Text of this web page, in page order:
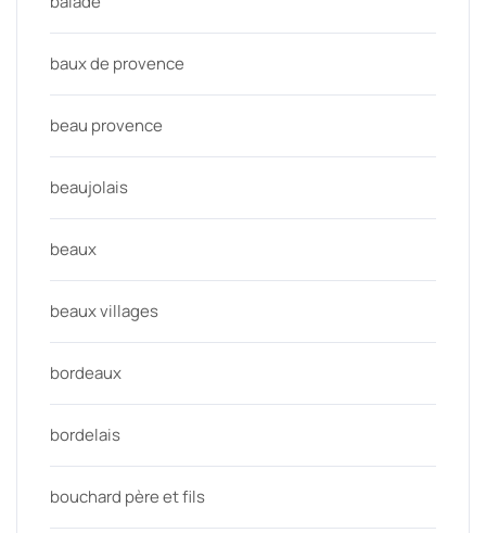
baux de provence
beau provence
beaujolais
beaux
beaux villages
bordeaux
bordelais
bouchard père et fils